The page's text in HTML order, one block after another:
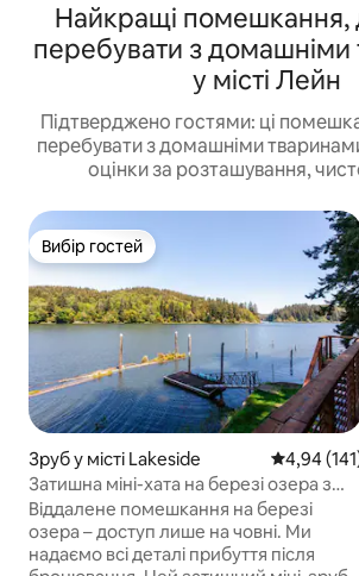
Найкращі
перебувати з домашніми
у місті Лейн
Підтверджено гостями: ці
перебувати з домашніми
оцінки за розташування,
Вибір гостей
Вибір гостей
Зруб у місті Lakeside Середня
4,94
Затишна міні-хата на березі озера з
дошками для сапсерфінгу
Віддалене помешкання на березі
озера – доступ лише на човні. Ми
надаємо всі деталі прибуття після